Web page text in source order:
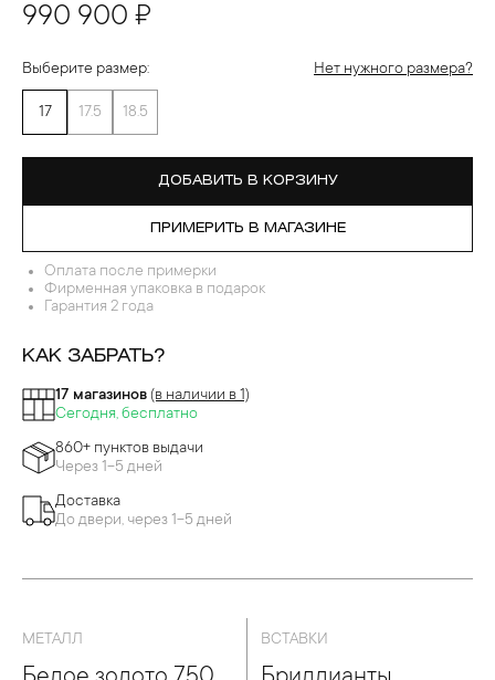
990 900 ₽
Выберите размер: Нет нужного размера?
17 17.5 18.5
ДОБАВИТЬ В КОРЗИНУ
ПРИМЕРИТЬ В МАГАЗИНЕ
Оплата после примерки
Фирменная упаковка в подарок
Гарантия 2 года
КАК ЗАБРАТЬ?
17 магазинов (в наличии в 1)
Сегодня, бесплатно
860+ пунктов выдачи
Через 1-5 дней
Доставка
До двери, через 1-5 дней
МЕТАЛЛ ВСТАВКИ